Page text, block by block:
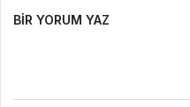
BIR YORUM YAZ